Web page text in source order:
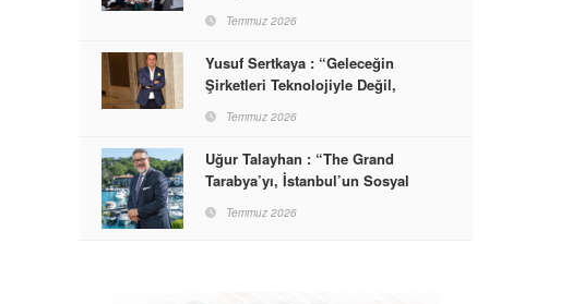
Temmuz 2026
Yusuf Sertkaya : “Geleceğin
Şirketleri Teknolojiyle Değil,
Temmuz 2026
Uğur Talayhan : “The Grand
Tarabya’yı, İstanbul’un Sosyal
Destinasyon Haline Getirmeyi
Temmuz 2026